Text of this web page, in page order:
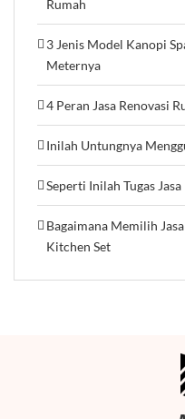
Rumah
3 Jenis Model Kanopi
Meternya
4 Peran Jasa Renovasi
Inilah Untungnya
Seperti Inilah Tugas
Bagaimana Memilih
Kitchen Set